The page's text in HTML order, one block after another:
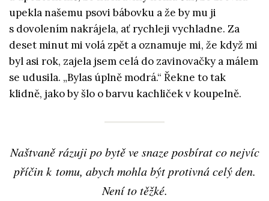
upekla našemu psovi bábovku a že by mu ji
s dovolením nakrájela, ať rychleji vychladne. Za
deset minut mi volá zpět a oznamuje mi, že když mi
byl asi rok, zajela jsem celá do zavinovačky a málem
se udusila. „Bylas úplně modrá.“ Řekne to tak
klidně, jako by šlo o barvu kachliček v koupelně.
Naštvaně rázuji po bytě ve snaze posbírat co nejvíc
příčin k tomu, abych mohla být protivná celý den.
Není to těžké.